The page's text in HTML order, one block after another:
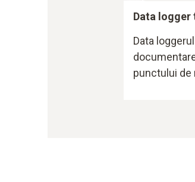
Data logger
Data
punctului de